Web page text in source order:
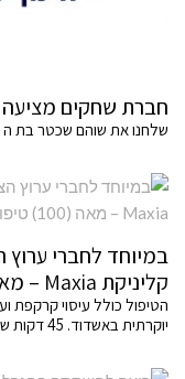
חברת שחקים מציעה
שלחנו את שוהם שכטר בת ה - 10 להתנסות בעשרה
במיוחד לחברי ערוץ
קליניקת Maxia – מאה (100) טיפולי יופי מתנה
הטיפול כולל עיסוי קרקפת
יוקרתית באשדוד. 45 דקות של רוגע ופינוק. ללא הגרלה וללא תחרות